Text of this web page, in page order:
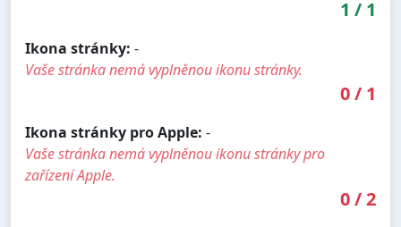
1 / 1
Ikona stránky: -
Vaše stránka nemá vyplněnou ikonu stránky.
0/ 1
Ikona stránky pro Apple: -
Vaše stránka nemá vyplněnou ikonu stránky pro
zařízení Apple.
0/2